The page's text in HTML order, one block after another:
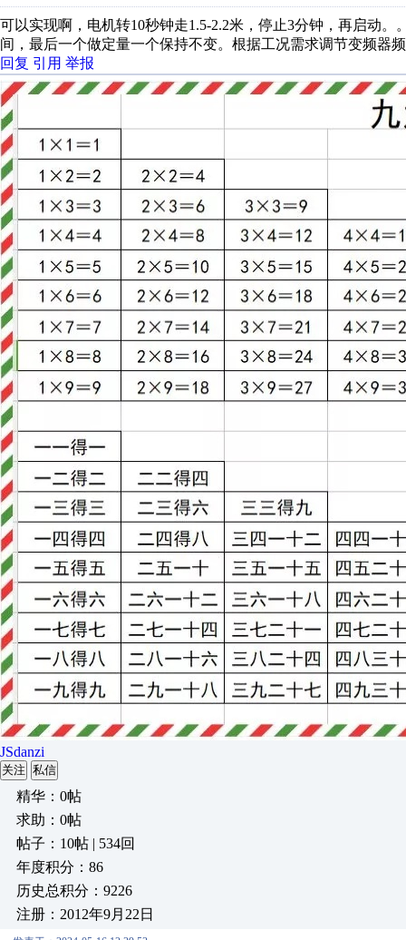
可以实现啊，电机转10秒钟走1.5-2.2米，停止3分钟，再启动
间，最后一个做定量一个保持不变。根据工况需求调节变频器
回复 引用 举报
JSdanzi
关注 私信
精华：0帖
求助：0帖
帖子：10帖 | 534回
年度积分：86
历史总积分：9226
注册：2012年9月22日